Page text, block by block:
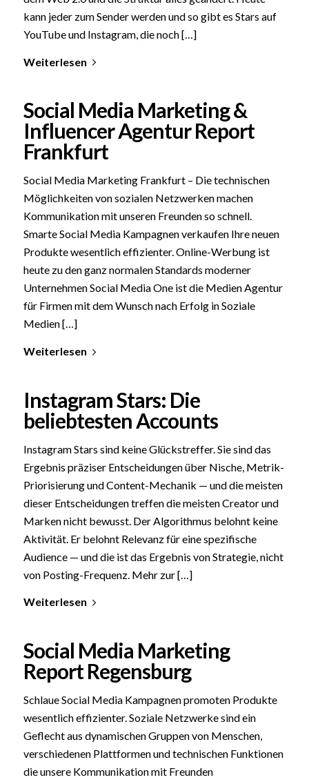
kann jeder zum Sender werden und so gibt es Stars auf
YouTube und Instagram, die noch […]
Weiterlesen
Social Media Marketing &
Influencer Agentur Report
Frankfurt
Social Media Marketing Frankfurt – Die technischen
Möglichkeiten von sozialen Netzwerken machen
Kommunikation mit unseren Freunden so schnell.
Smarte Social Media Kampagnen verkaufen Ihre neuen
Produkte wesentlich effizienter. Online-Werbung ist
heute zu den ganz normalen Standards moderner
Unternehmen Social Media One ist die Medien Agentur
für Firmen mit dem Wunsch nach Erfolg in Soziale
Medien […]
Weiterlesen
Instagram Stars: Die
beliebtesten Accounts
Instagram Stars sind keine Glückstreffer. Sie sind das
Ergebnis präziser Entscheidungen über Nische, Metrik-
Priorisierung und Content-Mechanik — und die meisten
dieser Entscheidungen treffen die meisten Creator und
Marken nicht bewusst. Der Algorithmus belohnt keine
Aktivität. Er belohnt Relevanz für eine spezifische
Audience — und die ist das Ergebnis von Strategie, nicht
von Posting-Frequenz. Mehr zur […]
Weiterlesen
Social Media Marketing
Report Regensburg
Schlaue Social Media Kampagnen promoten Produkte
wesentlich effizienter. Soziale Netzwerke sind ein
Geflecht aus dynamischen Gruppen von Menschen,
verschiedenen Plattformen und technischen Funktionen
die unsere Kommunikation mit Freunden